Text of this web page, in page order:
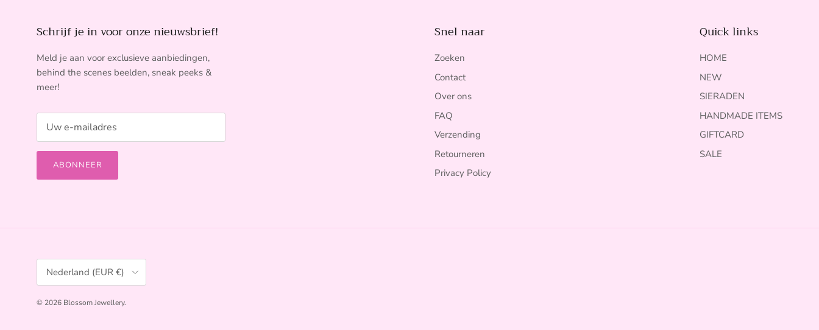
Schrijf je in voor onze nieuwsbrief!
Meld je aan voor exclusieve aanbiedingen,
behind the scenes beelden, sneak peeks &
meer!
ABONNEER
Snel naar
Zoeken
Contact
Over ons
FAQ
Verzending
Retourneren
Privacy Policy
Quick links
HOME
NEW
SIERADEN
HANDMADE ITEMS
GIFTCARD
SALE
Land/Regio
Nederland (EUR €)
© 2026 Blossom Jewellery.